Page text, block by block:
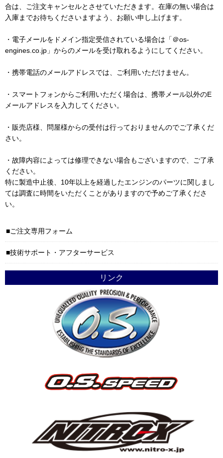
合は、ご注文キャンセルとさせていただきます。在庫の無い場合は
入庫までお待ちくださいますよう、お願い申し上げます。
・電子メールをドメイン指定受信されている場合は「＠os-
engines.co.jp」からのメールを受け取れるようにしてください。
・携帯電話のメールアドレスでは、ご利用いただけません。
・スマートフォンからご利用いただく場合は、携帯メール以外のE
メールアドレスを入力してください。
・販売店様、問屋様からの受付は行っておりませんのでご了承くだ
さい。
・故障内容によっては修理できない場合もございますので、ご了承
ください。
特に製造中止後、10年以上を経過したエンジンのパーツに関しまし
ては調査に時間をいただくことがありますので予めご了承くださ
い。
ご注文専用フォーム
技術サポート・アフターサービス
リンク